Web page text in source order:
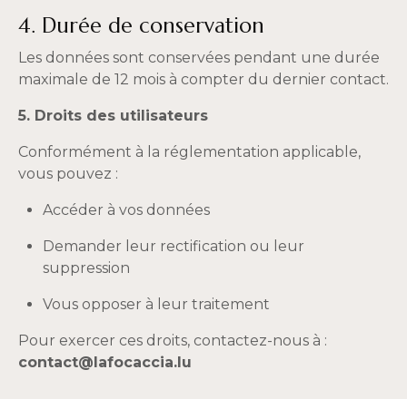
4. Durée de conservation
Les données sont conservées pendant une durée
maximale de 12 mois à compter du dernier contact.
5. Droits des utilisateurs
Conformément à la réglementation applicable,
vous pouvez :
Accéder à vos données
Demander leur rectification ou leur
suppression
Vous opposer à leur traitement
Pour exercer ces droits, contactez-nous à :
contact@lafocaccia.lu